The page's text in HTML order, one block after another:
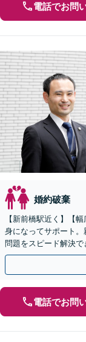
電話でお問
婚約破棄
【新前橋駅近く】【
身になってサポート
問題をスピード解決
あり。【初回相談無料
電話でお問